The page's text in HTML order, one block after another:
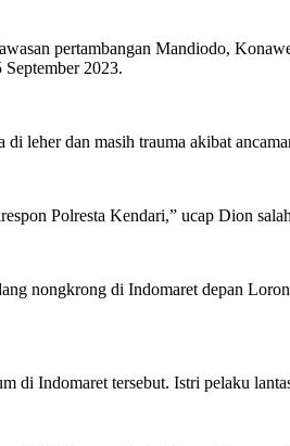
pertambangan Mandiodo,
2023.
leher dan masih trauma akibat
Polresta Kendari,” ucap Dion
nongkrong di Indomaret depan
di Indomaret tersebut. Istri pelaku